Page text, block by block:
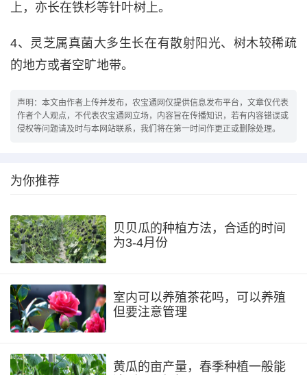
上，亦长在铁杉等针叶树上。
4、灵芝属真菌大多生长在有散射阳光、树木较稀疏
的地方或者空旷地带。
声明：本文由作者上传并发布，农宝通网仅提供信息发布平台，文章仅代表
作者个人观点，不代表农宝通网立场，内容旨在传播知识，若有内容错误或
侵权等问题请及时与本网站联系，我们将在第一时间作更正或删除处理。
为你推荐
贝贝瓜的种植方法，合适的时间
为3-4月份
室内可以养殖茶花吗，可以养殖
但要注意管理
黄瓜的亩产量，春季种植一般能